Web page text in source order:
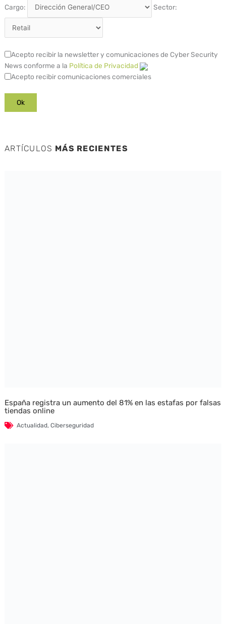
Cargo: Sector:
Acepto recibir la newsletter y comunicaciones de Cyber Security
News conforme a la Política de Privacidad
Acepto recibir comunicaciones comerciales
ARTÍCULOS MÁS RECIENTES
España registra un aumento del 81% en las estafas por falsas
tiendas online
Actualidad, Ciberseguridad